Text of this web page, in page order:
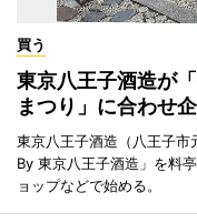
買う
東京八王子酒造が
まつり」に合わせ
東京八王子酒造（八王子
By 東京八王子酒造」を料
ョップなどで始める。